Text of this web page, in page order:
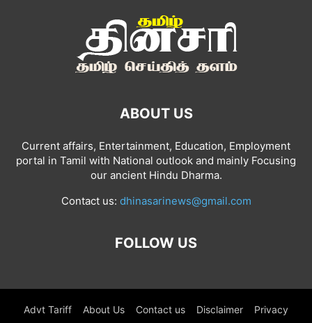
ABOUT US
Current affairs, Entertainment, Education, Employment
portal in Tamil with National outlook and mainly Focusing
our ancient Hindu Dharma.
Contact us: dhinasarinews@gmail.com
FOLLOW US
Advt Tariff About Us Contact us Disclaimer Privacy